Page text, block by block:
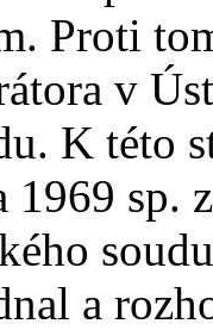
Proti
v
K této
1969 sp.
a